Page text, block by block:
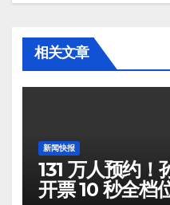
相关文章
新闻快报
131 万人预约！
开票 10 秒全档